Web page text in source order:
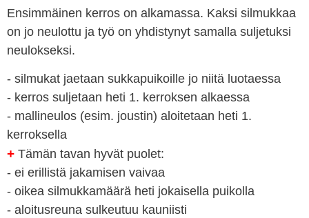
Ensimmäinen kerros on alkamassa. Kaksi silmukkaa
on jo neulottu ja työ on yhdistynyt samalla suljetuksi
neulokseksi.
- silmukat jaetaan sukkapuikoille jo niitä luotaessa
- kerros suljetaan heti 1. kerroksen alkaessa
- mallineulos (esim. joustin) aloitetaan heti 1.
kerroksella
+ Tämän tavan hyvät puolet:
- ei erillistä jakamisen vaivaa
- oikea silmukkamäärä heti jokaisella puikolla
- aloitusreuna sulkeutuu kauniisti